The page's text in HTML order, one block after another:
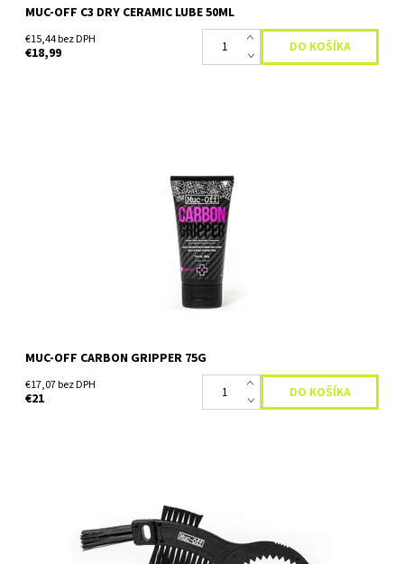
MUC-OFF C3 DRY CERAMIC LUBE 50ML
€15,44 bez DPH
€18,99
Pasta na súčiastky z karbonových vlákien Muc-Off Carbon Gripper
- Špeciálne navrhnuté zloženie pre diely z uhlíkových vlákien -
Muc-Off Carbon Gripper je špeciálna zmes,...
MUC-OFF CARBON GRIPPER 75G
€17,07 bez DPH
€21
kompaktné telo kefy s ultra tuhými štetinami...
Dostupnosť:
Skladom